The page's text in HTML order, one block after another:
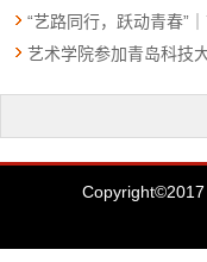
Copyright©2017